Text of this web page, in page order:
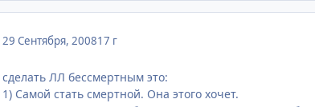
29 Сентября, 200817 г
сделать ЛЛ бессмертным это:
1) Самой стать смертной. Она этого хочет.